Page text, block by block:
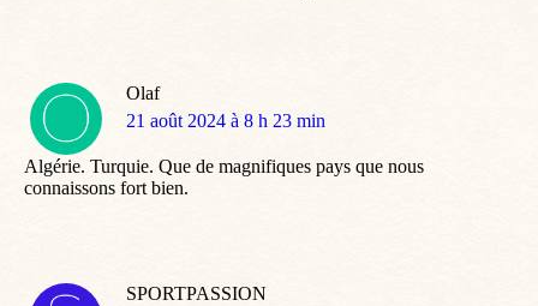
Olaf
dit
21 août 2024 à 8 h 23 min
Algérie. Turquie. Que de magnifiques pays que nous
connaissons fort bien.
SPORTPASSION